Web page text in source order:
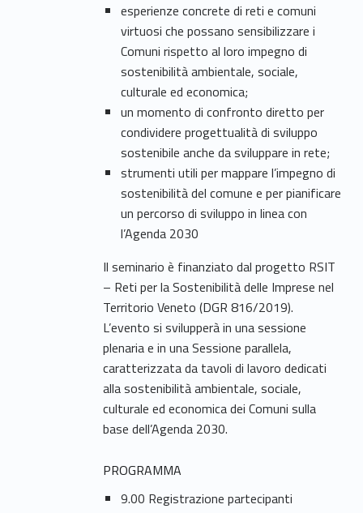
esperienze concrete di reti e comuni
virtuosi che possano sensibilizzare i
Comuni rispetto al loro impegno di
sostenibilità ambientale, sociale,
culturale ed economica;
un momento di confronto diretto per
condividere progettualità di sviluppo
sostenibile anche da sviluppare in rete;
strumenti utili per mappare l’impegno di
sostenibilità del comune e per pianificare
un percorso di sviluppo in linea con
l’Agenda 2030
Il seminario è finanziato dal progetto RSIT
– Reti per la Sostenibilità delle Imprese nel
Territorio Veneto (DGR 816/2019).
L’evento si svilupperà in una sessione
plenaria e in una Sessione parallela,
caratterizzata da tavoli di lavoro dedicati
alla sostenibilità ambientale, sociale,
culturale ed economica dei Comuni sulla
base dell’Agenda 2030.
PROGRAMMA
9.00 Registrazione partecipanti